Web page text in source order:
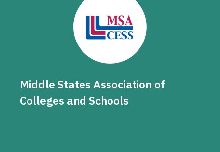
Middle States Association of
Colleges and Schools